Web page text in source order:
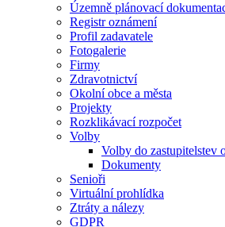
Územně plánovací
Registr oznámení
Profil zadavatele
Fotogalerie
Firmy
Zdravotnictví
Okolní obce a města
Projekty
Rozklikávací rozpočet
Volby
Volby do zastupitelstev
Dokumenty
Senioři
Virtuální prohlídka
Ztráty a nálezy
GDPR